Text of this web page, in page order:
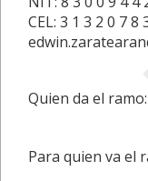
CEL: 3 1 3 2 0 7 8
Quien da el
Para quien va el